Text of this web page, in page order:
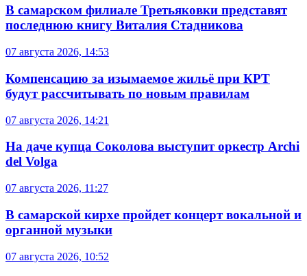
В самарском филиале Третьяковки представят
последнюю книгу Виталия Стадникова
07 августа 2026, 14:53
Компенсацию за изымаемое жильё при КРТ
будут рассчитывать по новым правилам
07 августа 2026, 14:21
На даче купца Соколова выступит оркестр Archi
del Volga
07 августа 2026, 11:27
В самарской кирхе пройдет концерт вокальной и
органной музыки
07 августа 2026, 10:52